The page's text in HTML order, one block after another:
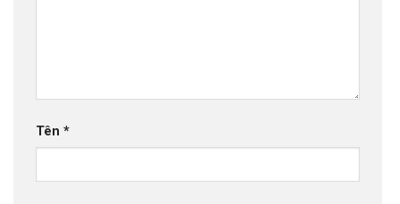
Tên *